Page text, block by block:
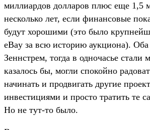
миллиардов долларов плюс еще 1,5
несколько лет, если финансовые
будут хорошими (это было
eBay за всю историю аукциона).
Зеннстрем, тогда в одночасье стали
казалось бы, могли спокойно
начинать и продвигать другие
инвестициями и просто тратить те
Но не тут-то было.